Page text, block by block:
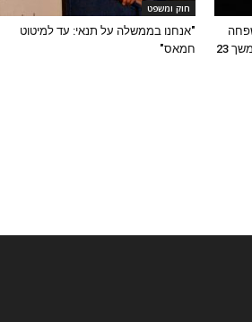
חרדי מוכר הורשע באונס בנותיו במשך 23
חוק ומשפט
"אנחנו בממשלה על תנאי: עד למיטוט
חמאס"